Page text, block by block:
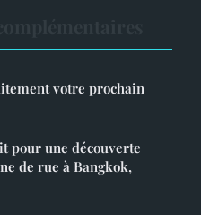
votre prochain
pour une découverte
de rue à Bangkok,